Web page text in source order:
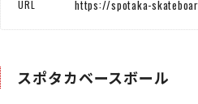
URL https://spotaka-
スポタカベースボール